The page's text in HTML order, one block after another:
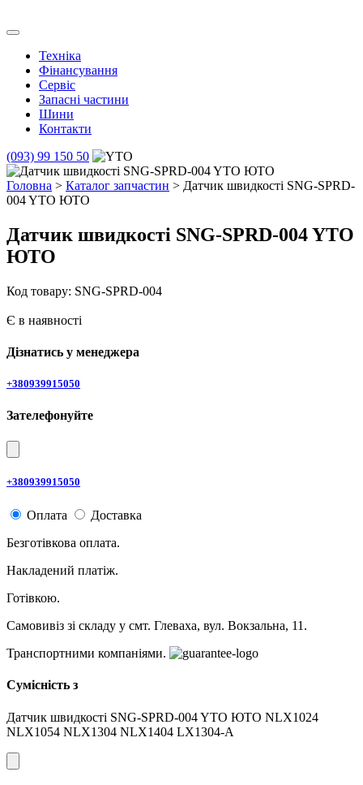
to
Техніка
Фінансування
Сервіс
Запасні частини
Шини
Контакти
(093) 99 150 50
Головна > Каталог запчастин > Датчик швидкості SNG-SPRD-
004 YTO ЮТО
Датчик швидкості SNG-SPRD-004 YTO
ЮТО
Код товару: SNG-SPRD-004
Є в наявності
Дізнатись у менеджера
+380939915050
Зателефонуйте
+380939915050
Оплата
Доставка
Безготівкова оплата.
Накладений платіж.
Готівкою.
Самовивіз зі складу у смт. Глеваха, вул. Вокзальна, 11.
Транспортними компаніями.
Сумісність з
Датчик швидкості SNG-SPRD-004 YTO ЮТО NLX1024
NLX1054 NLX1304 NLX1404 LX1304-A